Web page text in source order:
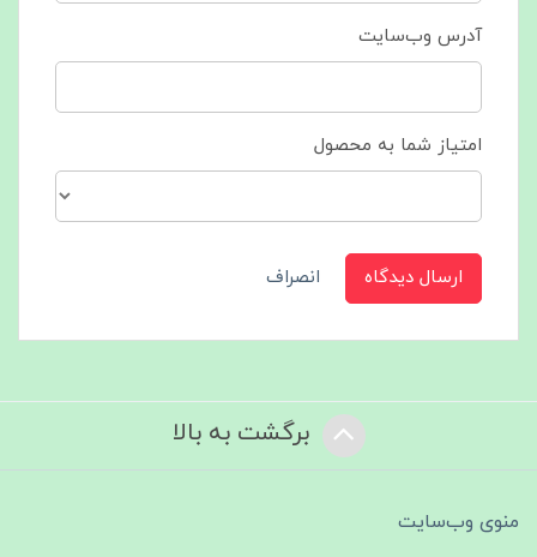
آدرس وب‌سایت
امتیاز شما به محصول
ارسال دیدگاه انصراف
برگشت به بالا
منوی وب‌سایت